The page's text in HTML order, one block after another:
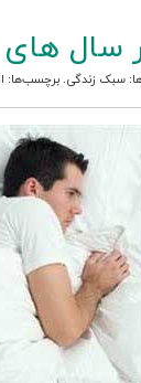
سال های
سبک زندگی. برچسب‌ها: